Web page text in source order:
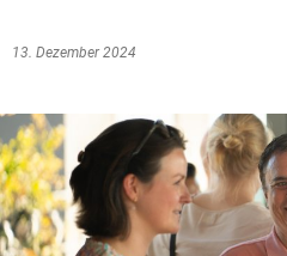
13. Dezember 2024